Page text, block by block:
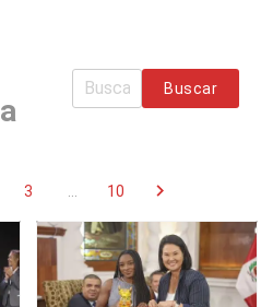
Buscar
3 10 chevron_right